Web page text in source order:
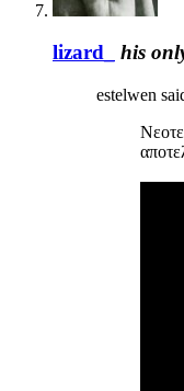
lizard_ his
estelwen